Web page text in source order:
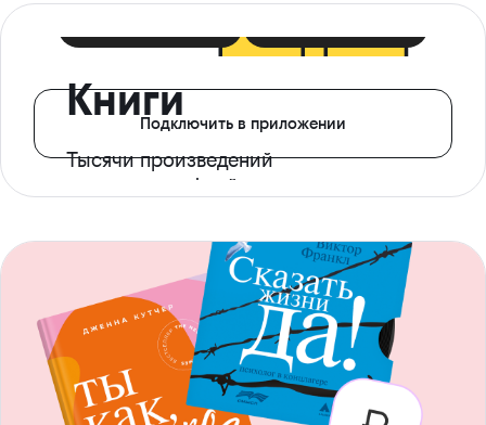
Книги
Тысячи произведений
с доступом офлайн
Подключить в приложении